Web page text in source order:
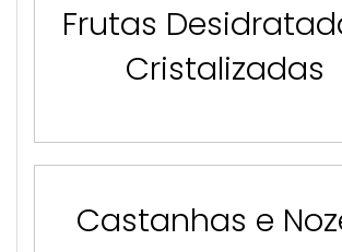
Frutas
Cristalizadas
Castanhas e